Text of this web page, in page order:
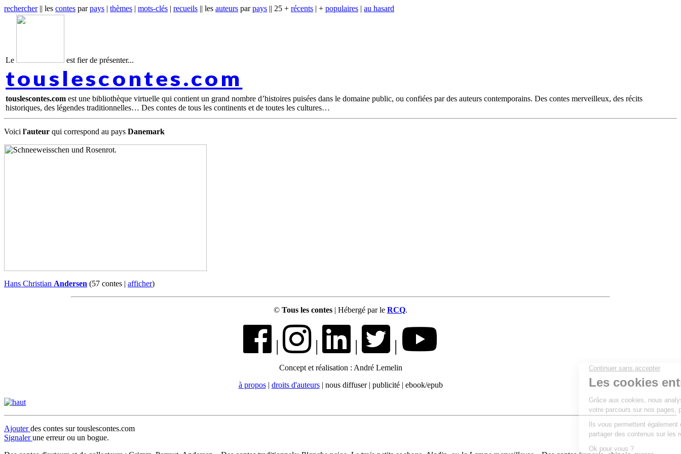
rechercher|| les contes parpays | thèmes | mots-clés | recueils || les auteurs parpays || 25 + récents | + populaires | au hasard
Le est fier de présenter...
touslescontes.com
touslescontes.com est une bibliothèque virtuelle qui contient un grand nombre d’histoires puisées dans le domaine public, ou confiées par des auteurs contemporains. Des contes merveilleux, des récits
historiques, des légendes traditionnelles… Des contes de tous les continents et de toutes les cultures
Voici l'auteur qui correspond au pays Danemark
Hans Christian Andersen (57 contes | afficher)
© Tous les contes | Hébergé par le RCQ.
| | | |
Concept et réalisation : André Lemelin
à propos| droits d'auteurs| nous diffuser | publicité | ebook/epub
Ajouterdes contes sur touslescontes.com
Signalerune erreur ou un bogue.